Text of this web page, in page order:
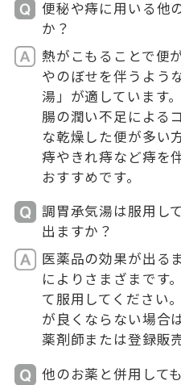
便秘や痔に用いる他
か？
熱がこもることで便
やのぼせを伴うよう
湯」が適しています。
腸の潤い不足による
な乾燥した便が多い
痔やきれ痔など痔を
おすすめです。
調胃承気湯は服用し
出ますか？
医薬品の効果が出る
によりさまざまです
て服用してください
が良くならない場合
薬剤師または登録販
他のお薬と併用して